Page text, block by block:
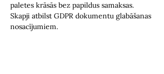
paletes krāsās bez papildus samaksas.
Skapji atbilst GDPR dokumentu glabāšanas
nosacījumiem.